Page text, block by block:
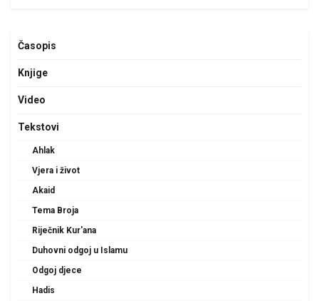
Časopis
Knjige
Video
Tekstovi
Ahlak
Vjera i život
Akaid
Tema Broja
Riječnik Kur'ana
Duhovni odgoj u Islamu
Odgoj djece
Hadis